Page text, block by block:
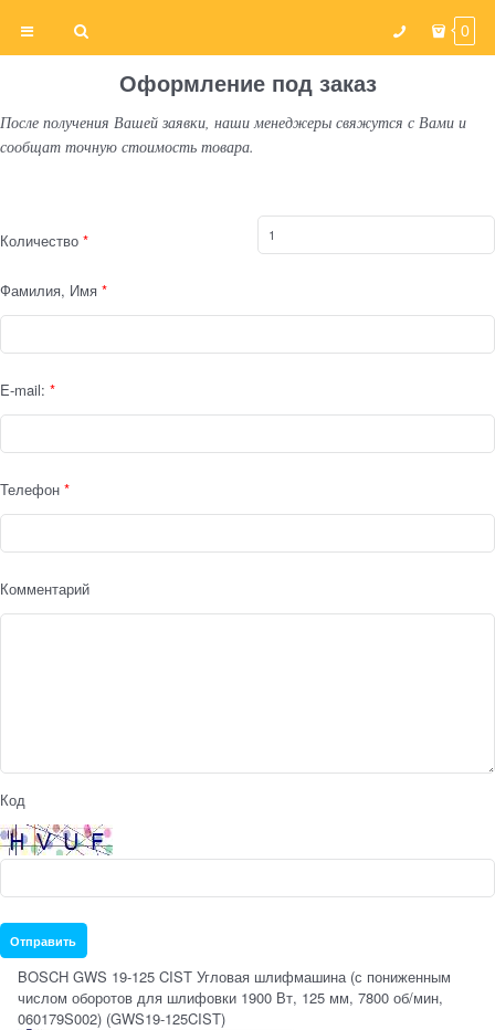
0
Оформление под заказ
После получения Вашей заявки, наши менеджеры свяжутся с Вами и
сообщат точную стоимость товара.
Количество
Фамилия, Имя
E-mail:
Телефон
Комментарий
Код
BOSCH GWS 19-125 CIST Угловая шлифмашина (с пониженным
числом оборотов для шлифовки 1900 Вт, 125 мм, 7800 об/мин,
060179S002) (GWS19-125CIST)